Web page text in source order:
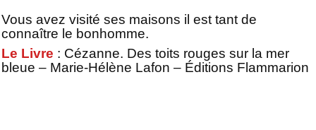
Vous avez visité ses maisons il est tant de
connaître le bonhomme.
Le Livre : Cézanne. Des toits rouges sur la mer
bleue – Marie-Hélène Lafon – Éditions Flammarion